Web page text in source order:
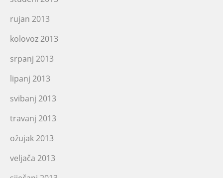
rujan 2013
kolovoz 2013
srpanj 2013
lipanj 2013
svibanj 2013
travanj 2013
ožujak 2013
veljača 2013